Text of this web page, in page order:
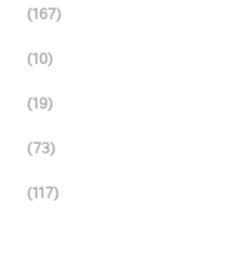
(167)
(10)
(19)
(73)
(117)